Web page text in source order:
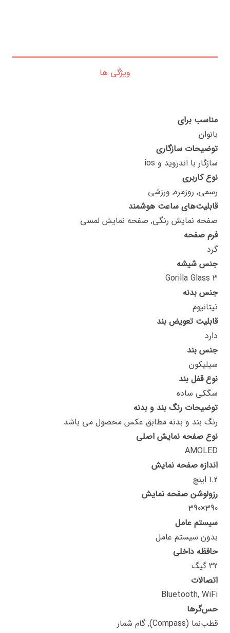
ویژگی ها
مناسب برای
بانوان
توضیحات سازگاری
سازگار با اندروید و ios
نوع کاربری
رسمی, روزمره, ورزشی
قابلیت‌های ساعت هوشمند
صفحه نمایش رنگی, صفحه نمایش لمسی
فرم صفحه
گرد
جنس شیشه
Gorilla Glass 3
جنس بدنه
تیتانیوم
قابلیت تعویض بند
دارد
جنس بند
سیلیکون
نوع قفل بند
سگکی ساده
توضیحات رنگ بند و بدنه
رنگ بند و بدنه مطابق عکس محصول می باشد
نوع صفحه نمایش اصلی
AMOLED
اندازه صفحه نمایش
1.2 اینچ
رزولوشن صفحه نمایش
390×390
سیستم عامل
بدون سیستم عامل
حافظه داخلی
32 گیگ
اتصالات
Bluetooth, WiFi
حس‌گرها
قطب‌نما (Compass), گام شمار